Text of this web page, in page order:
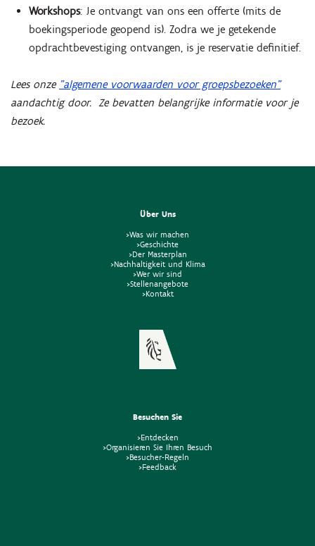
Workshops: Je ontvangt van ons een offerte (mits de
boekingsperiode geopend is). Zodra we je getekende
opdrachtbevestiging ontvangen, is je reservatie definitief.
Lees onze "algemene voorwaarden voor groepsbezoeken"
aandachtig door. Ze bevatten belangrijke informatie voor je
bezoek.
Über Uns
>Was wir machen
>Geschichte
>Der Masterplan
>Nachhaltigkeit und Klima
>Wer wir sind
>Stellenangebote
>Kontakt
Besuchen Sie
>Entdecken
>Organisieren Sie Ihren Besuch
>Besucher-Regeln
>Feedback